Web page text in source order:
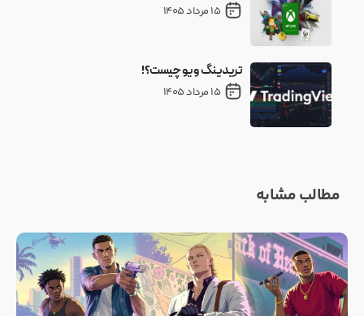
15 مرداد 1405
تریدینگ ویو چیست؟!
15 مرداد 1405
مطالب مشابه